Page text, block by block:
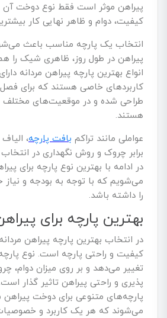
پیراهن موثر است فقط نوع دوخت آن
کیفیت، دوام و ظاهر نهایی کار
انتخاب یک پارچه مناسب باعث
پیراهن در طول روز، ظاهری شیک را
انواع بهترین پارچه پیراهن مردانه
کاربردهای خاصی هستند که برای
طراحی شده و در موقعیت‌های مختلف
هستند.
عواملی مانند تراکم بافت پارچه،
برابر چروک و روش نگهداری در
در ادامه با بهترین نوع پارچه برای
می‌شویم که با توجه به بودجه و نیاز
را داشته باشد.
بهترین پارچه برای
در انتخاب بهترین پارچه پیراهن
کیفیت و راحتی پارچه است. نوع
تغییر می‌دهد و بر روی میزان دوام،
پذیری و راحتی پیراهن تاثیر گذار
پارچه‌های متنوعی برای دوخت پیراهن
می‌شوند که هر یک کاربرد و خصوصیات